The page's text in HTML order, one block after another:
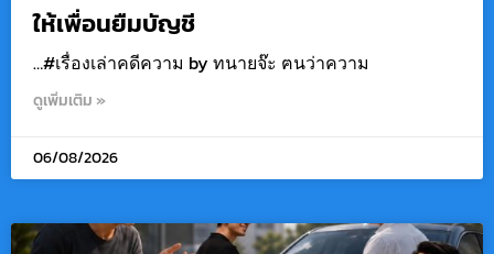
ให้เพื่อนยืมบัญชี
…#เรื่องเล่าคดีความ by ทนายจ๊ะ ฅนว่าความ
ดูเพิ่มเติม »
06/08/2026